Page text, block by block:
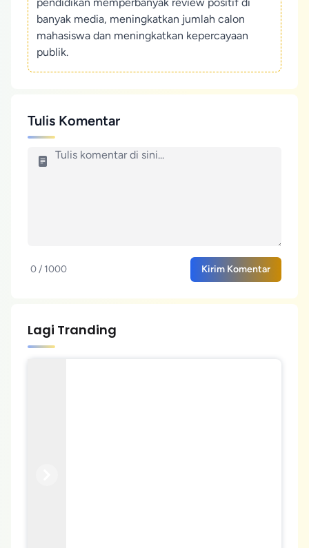
banyak media, meningkatkan jumlah calon
mahasiswa dan meningkatkan kepercayaan
publik.
Tulis Komentar
0 / 1000 Kirim Komentar
Lagi Tranding